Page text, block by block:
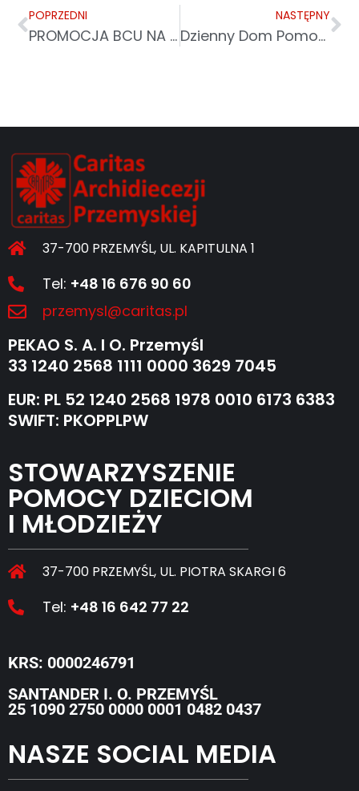
POPRZEDNI
PROMOCJA BCU NA MIĘDZYNARODOWYCH TARGACH POZNAŃSKICH
NASTĘPNY
Dzienny Dom Pomocy w Przemyślu
37-700 PRZEMYŚL, UL. KAPITULNA 1
Tel: +48 16 676 90 60
przemysl@caritas.pl
PEKAO S. A. I O. Przemyśl
33 1240 2568 1111 0000 3629 7045
EUR: PL 52 1240 2568 1978 0010 6173 6383
SWIFT: PKOPPLPW
STOWARZYSZENIE
POMOCY DZIECIOM
I MŁODZIEŻY
37-700 PRZEMYŚL, UL. PIOTRA SKARGI 6
Tel: +48 16 642 77 22
KRS: 0000246791
SANTANDER I. O. PRZEMYŚL
25 1090 2750 0000 0001 0482 0437
NASZE SOCIAL MEDIA